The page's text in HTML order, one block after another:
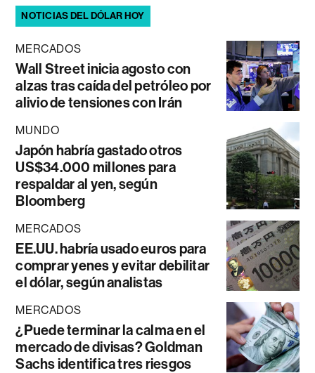
NOTICIAS DEL DÓLAR HOY
MERCADOS
Wall Street inicia agosto con
alzas tras caída del petróleo por
alivio de tensiones con Irán
MUNDO
Japón habría gastado otros
US$34.000 millones para
respaldar al yen, según
Bloomberg
MERCADOS
EE.UU. habría usado euros para
comprar yenes y evitar debilitar
el dólar, según analistas
MERCADOS
¿Puede terminar la calma en el
mercado de divisas? Goldman
Sachs identifica tres riesgos